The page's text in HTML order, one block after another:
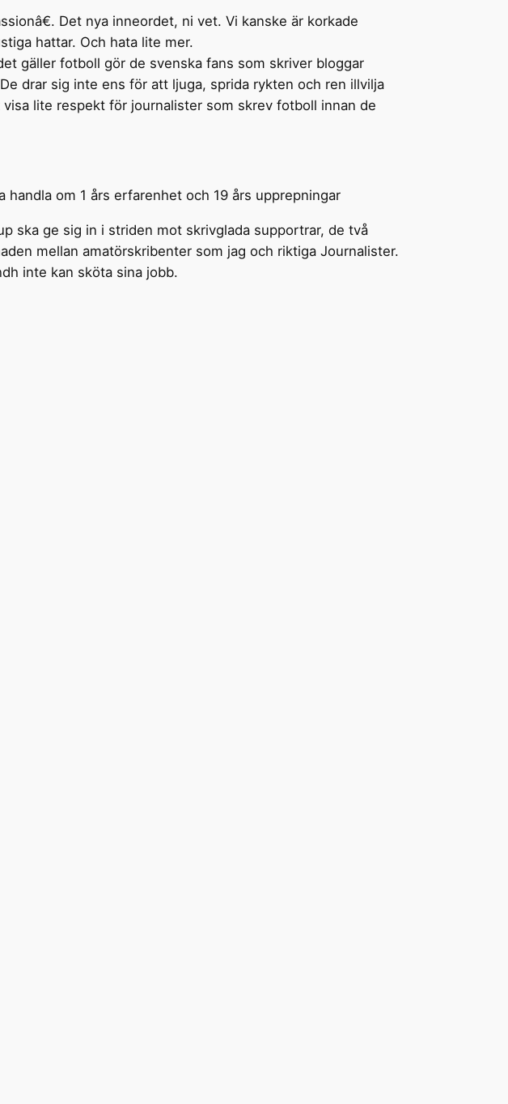
Det nya inneordet, ni vet. Vi kanske är korkade
hattar. Och hata lite mer.
gäller fotboll gör de svenska fans som skriver bloggar
drar sig inte ens för att ljuga, sprida rykten och ren illvilja
visa lite respekt för journalister som skrev fotboll innan de
om 1 års erfarenhet och 19 års upprepningar
ska ge sig in i striden mot skrivglada supportrar, de två
mellan amatörskribenter som jag och riktiga Journalister.
inte kan sköta sina jobb.